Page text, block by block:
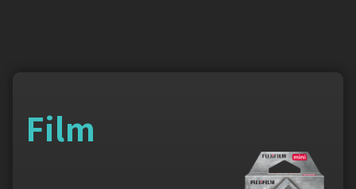
Film